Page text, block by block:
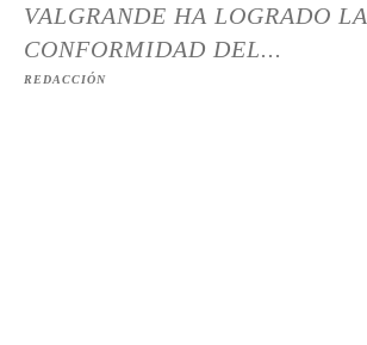
VALGRANDE HA LOGRADO LA
CONFORMIDAD DEL...
REDACCIÓN